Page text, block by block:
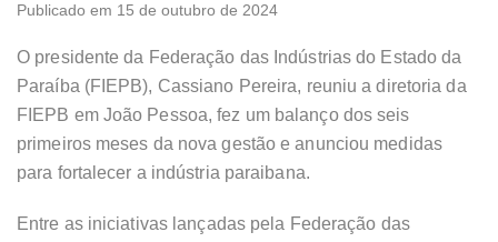
Publicado em 15 de outubro de 2024
O presidente da Federação das Indústrias do Estado da
Paraíba (FIEPB), Cassiano Pereira, reuniu a diretoria da
FIEPB em João Pessoa, fez um balanço dos seis
primeiros meses da nova gestão e anunciou medidas
para fortalecer a indústria paraibana.
Entre as iniciativas lançadas pela Federação das